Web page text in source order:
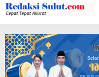
Lewati
ke
konten